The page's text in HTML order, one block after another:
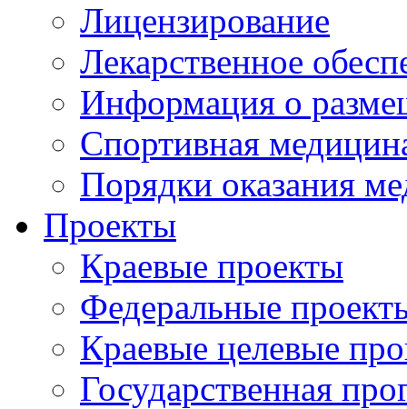
Лицензирование
Лекарственное
Информация о
Спортивная
Порядки оказания
Проекты
Краевые проекты
Федеральные
Краевые целевые
Государственная